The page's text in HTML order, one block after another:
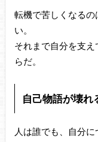
転機で苦しくなる
い。
それまで自分を支
らだ。
自己物語が壊れ
人は誰でも、自分に